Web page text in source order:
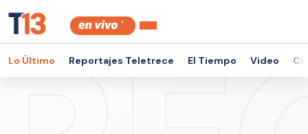
Lo Último Reportajes Teletrece El Tiempo Video